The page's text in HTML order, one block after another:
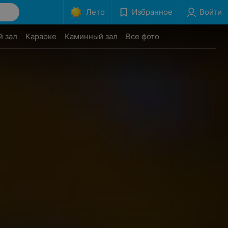
Лето Избранное Войти
зал Караоке Каминный зал Все фото